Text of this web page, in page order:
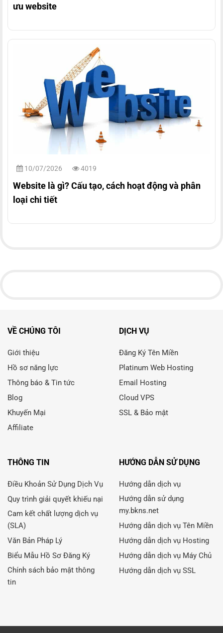
ưu website
10/07/2026 4019
Website là gì? Cấu tạo, cách hoạt động và phân
loại chi tiết
VỀ CHÚNG TÔI
Giới thiệu
Hồ sơ năng lực
Thông báo & Tin tức
Blog
Khuyến Mại
Affiliate
DỊCH VỤ
Đăng Ký Tên Miền
Platinum Web Hosting
Email Hosting
Cloud VPS
SSL & Bảo mật
THÔNG TIN
Điều Khoản Sử Dụng Dịch Vụ
Quy trình giải quyết khiếu nại
Cam kết chất lượng dịch vụ
(SLA)
Văn Bản Pháp Lý
Biểu Mẫu Hồ Sơ Đăng Ký
Chính sách bảo mật thông
tin
HƯỚNG DẪN SỬ DỤNG
Hướng dẫn dịch vụ
Hướng dẫn sử dụng
my.bkns.net
Hướng dẫn dịch vụ Tên Miền
Hướng dẫn dịch vụ Hosting
Hướng dẫn dịch vụ Máy Chủ
Hướng dẫn dịch vụ SSL